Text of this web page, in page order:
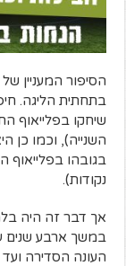
הסיפור המעניין
בתחתית הליגה.
שיחקו בפלייאוף
השנייה), וכמו
נקודות).
אך דבר זה היה
במשך ארבע שנים
העונה הסדירה